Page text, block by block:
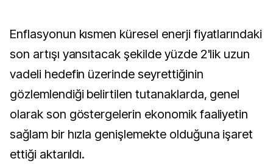
Enflasyonun kısmen küresel enerji fiyatlarındaki
son artışı yansıtacak şekilde yüzde 2'lik uzun
vadeli hedefin üzerinde seyrettiğinin
gözlemlendiği belirtilen tutanaklarda, genel
olarak son göstergelerin ekonomik faaliyetin
sağlam bir hızla genişlemekte olduğuna işaret
ettiği aktarıldı.